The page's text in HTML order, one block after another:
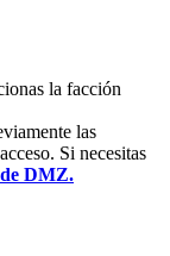
la facción
las
Si necesitas
DMZ.